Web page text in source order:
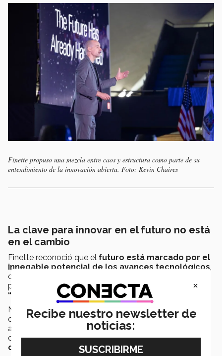
Finette propuso una mezcla entre caos y estructura como parte de su
entendimiento de la innovación abierta. Foto: Kevin Chaires
La clave para innovar en el futuro no está
en el cambio
Finette reconoció que el futuro está marcado por el
innegable potencial de los avances tecnológicos
con la llegada de cambios y puntos de inflexión en el
panorama siendo percibidos como aparentes
“amenazas” a la innovación.
No obstante, el emprendedor aclaró que, además de
que este tipo de momentos de evolución
aparentemente “súbita” ya han sucedido en la última
década, loscambios solo nos remiten a aquello
que permanece igual.
×
Recibe nuestro newsletter de
noticias: